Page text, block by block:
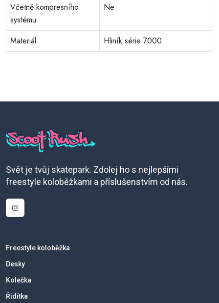
Včetně kompresního
systému
Ne
Materiál Hliník série 7000
Svět je tvůj skatepark. Zdolej ho s nejlepšími
freestyle koloběžkami a příslušenstvím od nás.
Freestyle koloběžka
Desky
Kolečka
Řidítka